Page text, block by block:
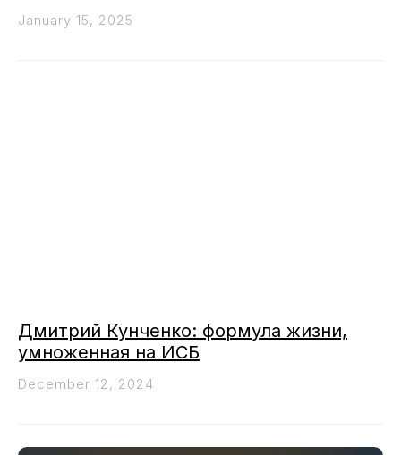
January 15, 2025
Дмитрий Кунченко: формула жизни,
умноженная на ИСБ
December 12, 2024